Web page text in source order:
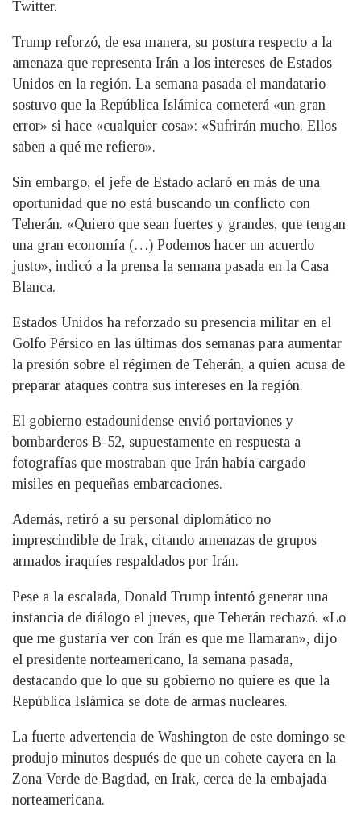
Twitter.
Trump reforzó, de esa manera, su postura respecto a la
amenaza que representa Irán a los intereses de Estados
Unidos en la región. La semana pasada el mandatario
sostuvo que la República Islámica cometerá «un gran
error» si hace «cualquier cosa»: «Sufrirán mucho. Ellos
saben a qué me refiero».
Sin embargo, el jefe de Estado aclaró en más de una
oportunidad que no está buscando un conflicto con
Teherán. «Quiero que sean fuertes y grandes, que tengan
una gran economía (…) Podemos hacer un acuerdo
justo», indicó a la prensa la semana pasada en la Casa
Blanca.
Estados Unidos ha reforzado su presencia militar en el
Golfo Pérsico en las últimas dos semanas para aumentar
la presión sobre el régimen de Teherán, a quien acusa de
preparar ataques contra sus intereses en la región.
El gobierno estadounidense envió portaviones y
bombarderos B-52, supuestamente en respuesta a
fotografías que mostraban que Irán había cargado
misiles en pequeñas embarcaciones.
Además, retiró a su personal diplomático no
imprescindible de Irak, citando amenazas de grupos
armados iraquíes respaldados por Irán.
Pese a la escalada, Donald Trump intentó generar una
instancia de diálogo el jueves, que Teherán rechazó. «Lo
que me gustaría ver con Irán es que me llamaran», dijo
el presidente norteamericano, la semana pasada,
destacando que lo que su gobierno no quiere es que la
República Islámica se dote de armas nucleares.
La fuerte advertencia de Washington de este domingo se
produjo minutos después de que un cohete cayera en la
Zona Verde de Bagdad, en Irak, cerca de la embajada
norteamericana.